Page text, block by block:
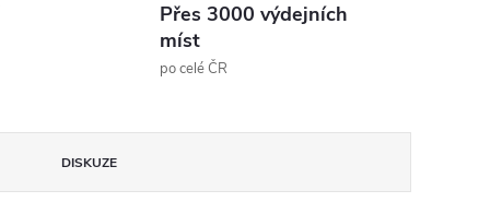
Přes 3000 výdejních
míst
po celé ČR
DISKUZE